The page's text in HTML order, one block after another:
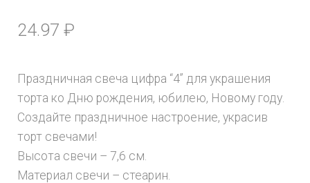
24.97 ₽
Праздничная свеча цифра “4” для украшения
торта ко Дню рождения, юбилею, Новому году.
Создайте праздничное настроение, украсив
торт свечами!
Высота свечи – 7,6 см.
Материал свечи – стеарин.